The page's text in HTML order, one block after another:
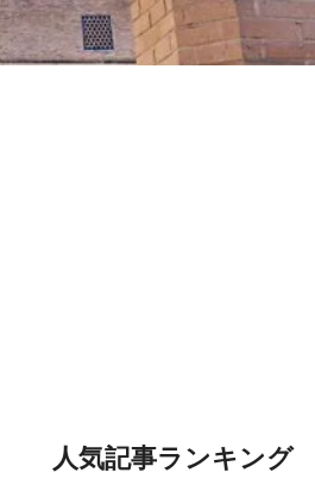
人気記事ランキング